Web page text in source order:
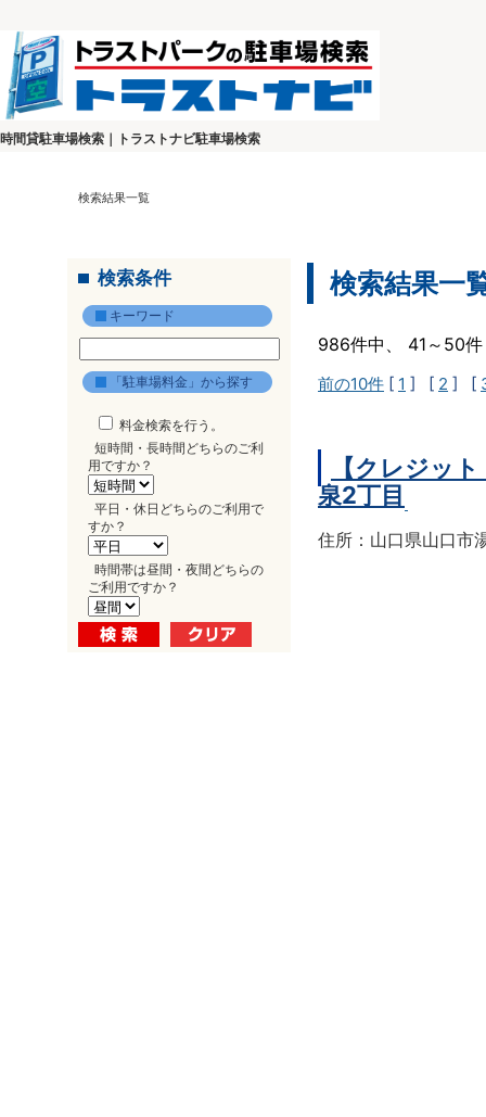
時間貸駐車場検索｜トラストナビ駐車場検索
検索結果一覧
検索条件
キーワード
「駐車場料金」から探す
料金検索を行う。
短時間・長時間どちらのご利
用ですか？
平日・休日どちらのご利用で
すか？
時間帯は昼間・夜間どちらの
ご利用ですか？
検索結果一
986件中、 41～50
前の10件 [ 1 ] [ 2 ] [
【クレジッ
泉2丁目
住所：山口県山口市